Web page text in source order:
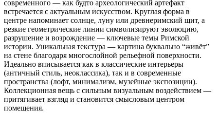
современного — как будто археологический артефакт
встречается с актуальным искусством. Круглая форма в
центре напоминает солнце, луну или древнеримский щит, а
резкие геометрические линии символизируют эволюцию,
разрушение и возрождение — ключевые темы Римской
истории. Уникальная текстура — картина буквально “живёт”
на стене благодаря многослойной рельефной поверхности.
Идеально вписывается как в классические интерьеры
(античный стиль, неоклассика), так и в современные
пространства (лофт, минимализм, музейные экспозиции).
Коллекционная вещь с сильным визуальным воздействием —
притягивает взгляд и становится смысловым центром
помещения.